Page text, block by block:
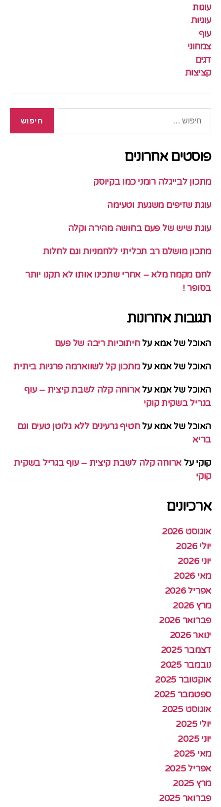
עוגות
עוגיות
עוף
צמחוני
דגים
קציצות
פוסטים אחרונים
מתכון לבייגלה רומני כמו בקיוסק
עוגת שזיפים משגעת וטעימה
עוגת שיש של פעם בחושה מהירה וקלה
מתכון מושלם רב תכליתי ללחמניות וגם לחלות
לחם מקמח מלא – אחרי שתכינו אותו לא תקנו יותר
בסופר !
תגובות אחרונות
האוכל של אמא עלחיתוכיות ריבה של פעם
האוכל של אמא עלמתכון קל לשווארמה פרגיות ביתית
האוכל של אמא עלארוחה קלה לשבת קיצית – עוף
בגריל בשקית קוקי
האוכל של אמא עלחטיף גרעינים ללא גלוטן טעים וגם
בריא
קוקי על ארוחה קלה לשבת קיצית – עוף בגריל בשקית
קוקי
ארכיונים
אוגוסט 2026
יולי 2026
יוני 2026
מאי 2026
אפריל 2026
מרץ 2026
פברואר 2026
ינואר 2026
דצמבר 2025
נובמבר 2025
אוקטובר 2025
ספטמבר 2025
אוגוסט 2025
יולי 2025
יוני 2025
מאי 2025
אפריל 2025
מרץ 2025
פברואר 2025